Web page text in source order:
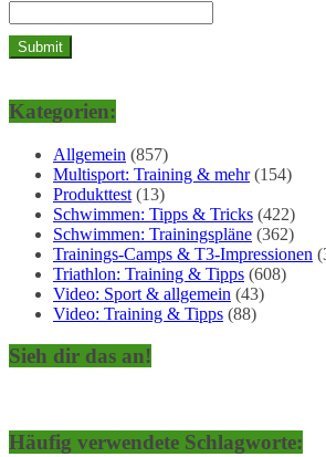
Kategorien:
Allgemein (857)
Multisport: Training & mehr(154)
Produkttest (13)
Schwimmen: Tipps & Tricks (422)
Schwimmen: Trainingspläne (362)
Trainings-Camps & T3-Impressionen
Triathlon: Training & Tipps (608)
Video: Sport & allgemein (43)
Video: Training & Tipps (88)
Sieh dir das an!
Häufig verwendete Schlagworte: